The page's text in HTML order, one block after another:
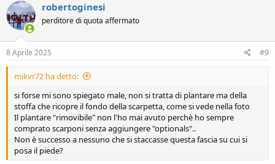
robertoginesi
perditore di quota affermato
8 Aprile 2025 #9
mikvr72 ha detto:
si forse mi sono spiegato male, non si tratta di plantare ma della
stoffa che ricopre il fondo della scarpetta, come si vede nella foto
Il plantare "rimovibile" non l'ho mai avuto perchè ho sempre
comprato scarponi senza aggiungere "optionals"..
Non è successo a nessuno che si staccasse questa fascia su cui si
posa il piede?